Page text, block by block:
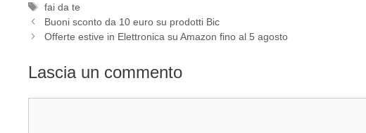
Tag
fai da te
Buoni sconto da 10 euro su prodotti Bic
Offerte estive in Elettronica su Amazon fino al 5 agosto
Lascia un commento